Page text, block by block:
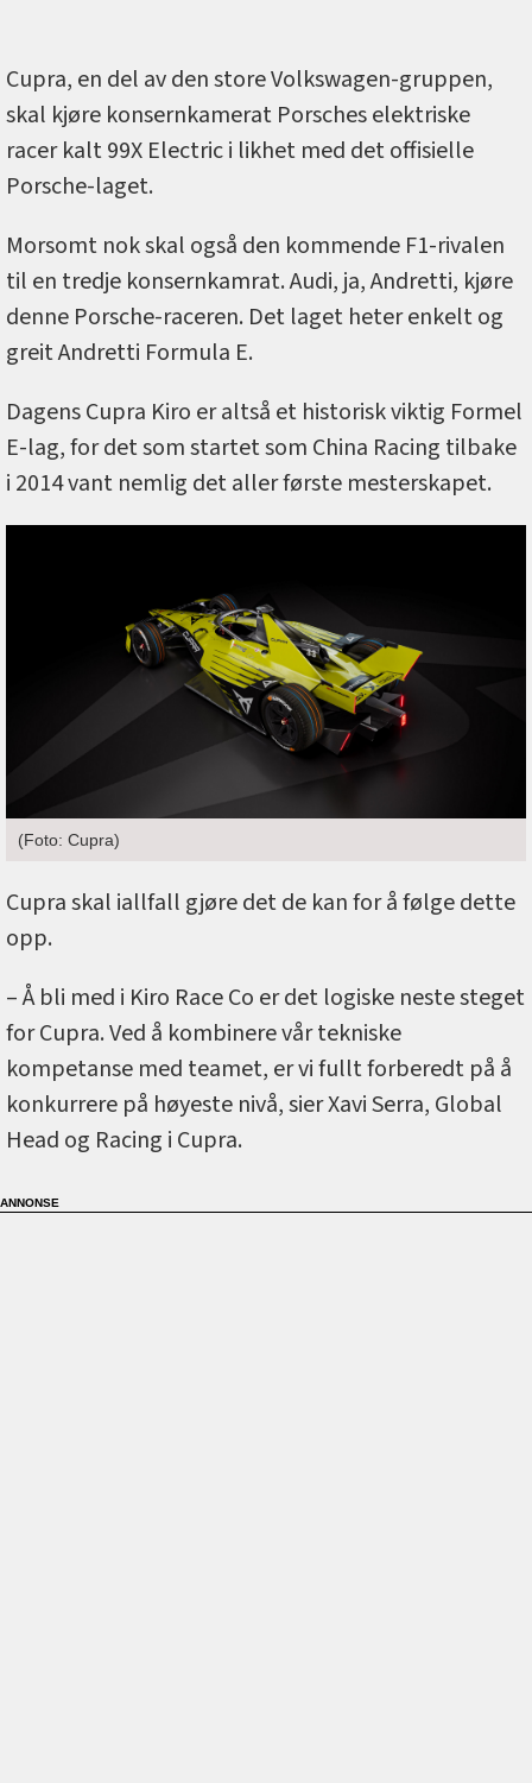
Cupra, en del av den store Volkswagen-gruppen,
skal kjøre konsernkamerat Porsches elektriske
racer kalt 99X Electric i likhet med det offisielle
Porsche-laget.
Morsomt nok skal også den kommende F1-rivalen
til en tredje konsernkamrat. Audi, ja, Andretti, kjøre
denne Porsche-raceren. Det laget heter enkelt og
greit Andretti Formula E.
Dagens Cupra Kiro er altså et historisk viktig Formel
E-lag, for det som startet som China Racing tilbake
i 2014 vant nemlig det aller første mesterskapet.
(Foto: Cupra)
Cupra skal iallfall gjøre det de kan for å følge dette
opp.
– Å bli med i Kiro Race Co er det logiske neste steget
for Cupra. Ved å kombinere vår tekniske
kompetanse med teamet, er vi fullt forberedt på å
konkurrere på høyeste nivå, sier Xavi Serra, Global
Head og Racing i Cupra.